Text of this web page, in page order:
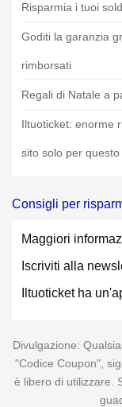
Risparmia i tuoi
Goditi la garanzia
rimborsati
Regali di Natale a
Iltuoticket: enorme
sito solo per questo
Consigli per
Maggiori
Iscriviti alla
Iltuoticket ha
Divulgazione:
"Codice Coupon",
è libero di utilizzare.